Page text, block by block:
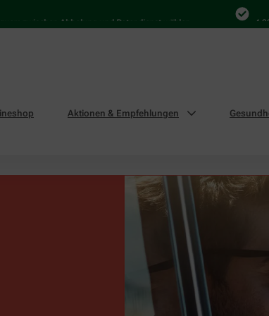
Abholung und Botendienst wählen 4.000 Mal
Aktionen & Empfehlungen